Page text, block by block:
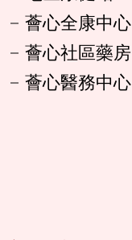
薈心全康中心
薈心社區藥房
薈心醫務中心